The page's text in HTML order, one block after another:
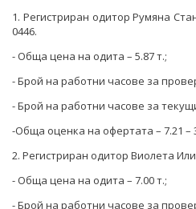
1. Регистриран одитор Румяна
0446.
- Обща цена на одита – 5.87 т.;
- Брой на работни часове за
- Брой на работни часове за
-Обща оценка на офертата – 7.21 –
2. Регистриран одитор Виолета
- Обща цена на одита – 7.00 т.;
- Брой на работни часове за